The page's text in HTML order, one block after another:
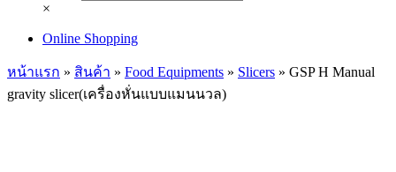
×
Online Shopping
หน้าแรก » สินค้า » Food Equipments » Slicers » GSP H Manual
gravity slicer(เครื่องหั่นแบบแมนนวล)